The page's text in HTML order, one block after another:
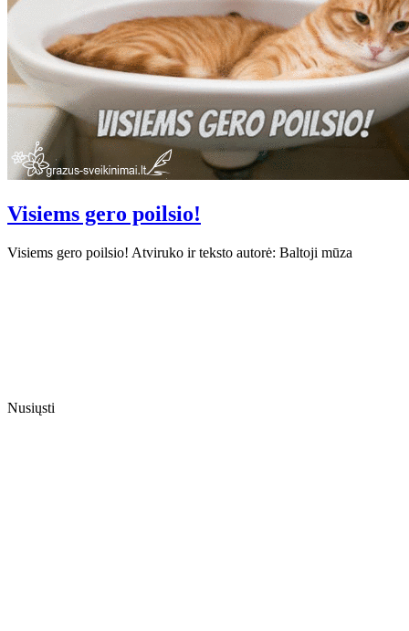
Visiems gero poilsio!
Visiems gero poilsio! Atviruko ir teksto autorė: Baltoji mūza
Nusiųsti